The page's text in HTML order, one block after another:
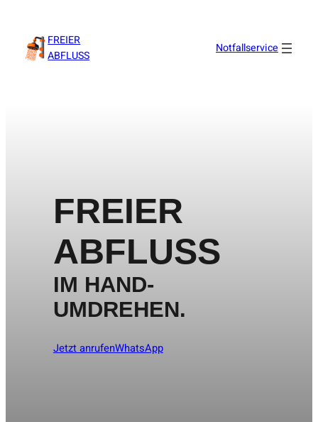
FREIER
ABFLUSS
Notfallservice
FREIER
ABFLUSS
IM HAND­
UMDREHEN.
Jetzt anrufenWhatsApp